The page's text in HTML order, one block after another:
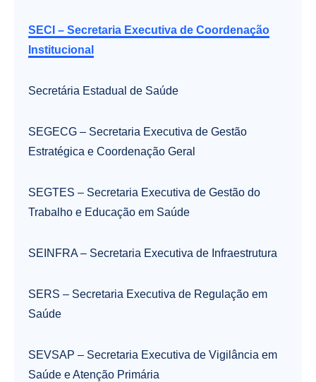
SECI – Secretaria Executiva de Coordenação
Institucional
Secretária Estadual de Saúde
SEGECG – Secretaria Executiva de Gestão
Estratégica e Coordenação Geral
SEGTES – Secretaria Executiva de Gestão do
Trabalho e Educação em Saúde
SEINFRA – Secretaria Executiva de Infraestrutura
SERS – Secretaria Executiva de Regulação em
Saúde
SEVSAP – Secretaria Executiva de Vigilância em
Saúde e Atenção Primária